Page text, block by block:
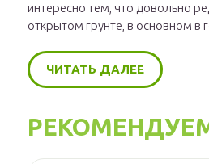
интересно тем, что довольно
открытом грунте, в основном в
ЧИТАТЬ ДАЛЕЕ